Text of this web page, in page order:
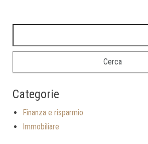
Categorie
Finanza e risparmio
Immobiliare